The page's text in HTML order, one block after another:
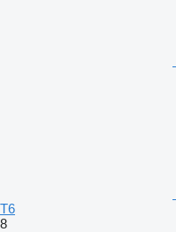
T6
8